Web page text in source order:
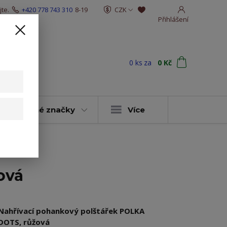
CZK
Přihlášení
+420 778 743 310 8-19
0 ks za 0 Kč
vybrané značky Více
pohankový polštářek POLKA
růžová